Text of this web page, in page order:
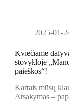
2025-01-
Kviečiame
stovykloje
paieškos“!
Kartais mūsų
Atsakymas –